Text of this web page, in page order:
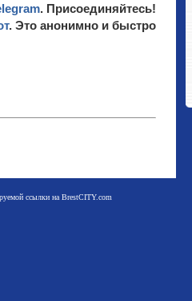
. Присоединяйтесь!
. Это анонимно и быстро
ссылки на BrestCITY.com